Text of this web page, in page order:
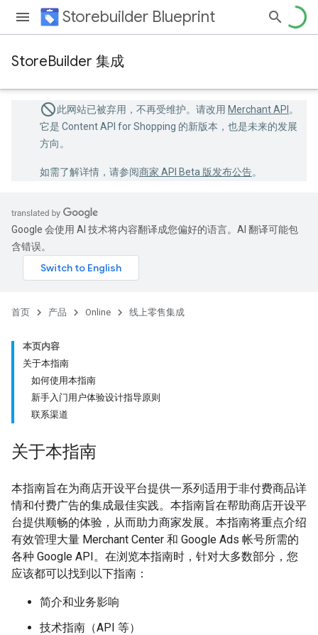
Storebuilder Blueprint
StoreBuilder 集成
此网站已被弃用，不再受维护。请改用 Merchant API 。
它是 Content API for Shopping 的新版本，也是未来的发展
方向。
如需了解详情，请参阅商家 API Beta 版发布公告。
Google 会使用 AI 技术将内容翻译成您偏好的语言。AI 翻译可能包
含错误。
首页 产品 Online 线上零售集成
本页内容
关于本指南
如何使用本指南
新手入门用户体验设计指导原则
联系渠道
关于本指南
本指南旨在为商店开设平台提供一系列适用于非付费商品详
情和付费广告的集成最佳实践。本指南旨在帮助商店开设平
台提供顺畅的体验，从而助力商家发展。本指南将重点介绍
有效管理大量 Merchant Center 和 Google Ads 帐号所需的
各种 Google API。在浏览本指南时，针对大多数部分，您
应该都可以找到以下指南：
简介和业务影响
技术指南（API 等）